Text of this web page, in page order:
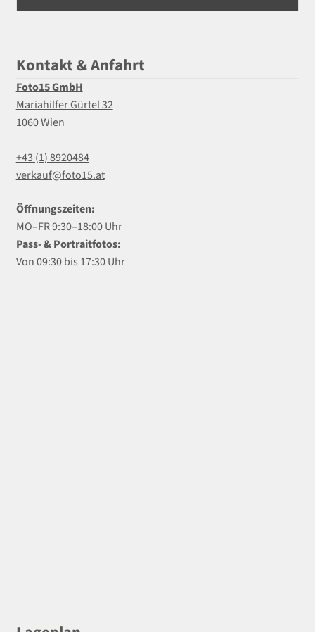
Kontakt & Anfahrt
Foto15 GmbH
Mariahilfer Gürtel 32
1060 Wien
+43 (1) 8920484
verkauf@foto15.at
Öffnungszeiten:
MO–FR 9:30–18:00 Uhr
Pass- & Portraitfotos:
Von 09:30 bis 17:30 Uhr